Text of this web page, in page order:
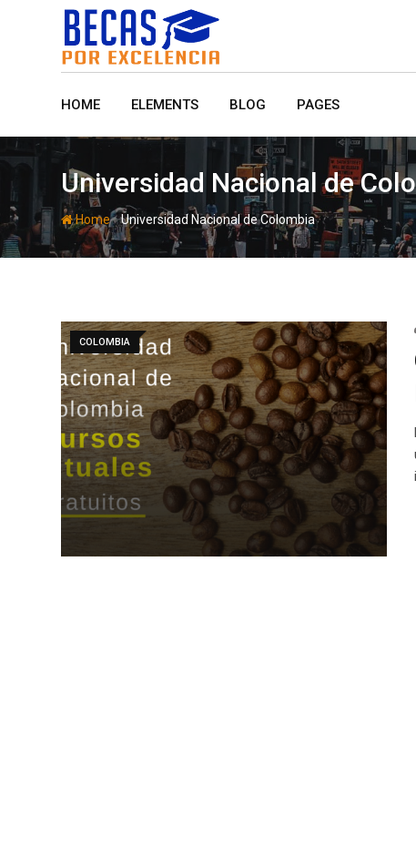
HOME ELEMENTS BLOG PAGES
Universidad Nacional de
Home-Universidad Nacional de Colombia
COLOMBIA